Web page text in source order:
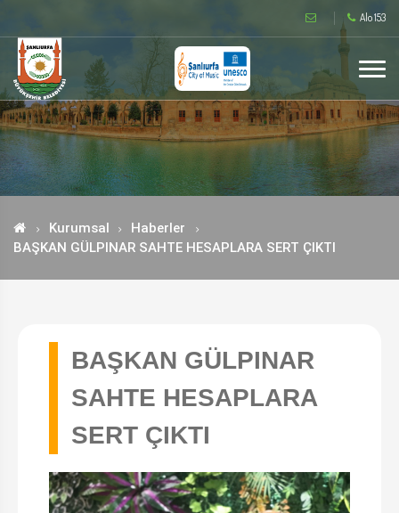
Alo 153
Kurumsal
Haberler
BAŞKAN GÜLPINAR SAHTE HESAPLARA SERT ÇIKTI
BAŞKAN GÜLPINAR
SAHTE HESAPLARA
SERT ÇIKTI